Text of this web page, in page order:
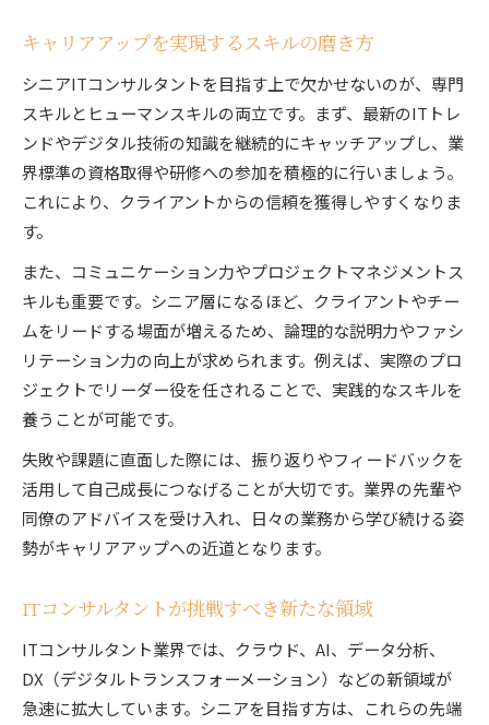
キャリアアップを実現するスキルの磨き方
シニアITコンサルタントを目指す上で欠かせないのが、専門
スキルとヒューマンスキルの両立です。まず、最新のITトレ
ンドやデジタル技術の知識を継続的にキャッチアップし、業
界標準の資格取得や研修への参加を積極的に行いましょう。
これにより、クライアントからの信頼を獲得しやすくなりま
す。
また、コミュニケーション力やプロジェクトマネジメントス
キルも重要です。シニア層になるほど、クライアントやチー
ムをリードする場面が増えるため、論理的な説明力やファシ
リテーション力の向上が求められます。例えば、実際のプロ
ジェクトでリーダー役を任されることで、実践的なスキルを
養うことが可能です。
失敗や課題に直面した際には、振り返りやフィードバックを
活用して自己成長につなげることが大切です。業界の先輩や
同僚のアドバイスを受け入れ、日々の業務から学び続ける姿
勢がキャリアアップへの近道となります。
ITコンサルタントが挑戦すべき新たな領域
ITコンサルタント業界では、クラウド、AI、データ分析、
DX（デジタルトランスフォーメーション）などの新領域が
急速に拡大しています。シニアを目指す方は、これらの先端